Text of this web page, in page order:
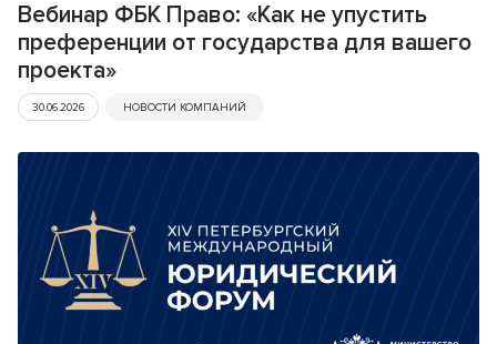
Вебинар ФБК Право: «Как не упустить
преференции от государства для вашего
проекта»
30.06.2026 НОВОСТИ КОМПАНИЙ